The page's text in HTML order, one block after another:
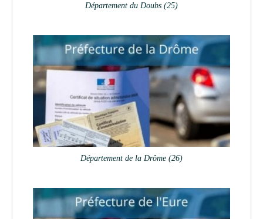
Département du Doubs (25)
Département de la Drôme (26)